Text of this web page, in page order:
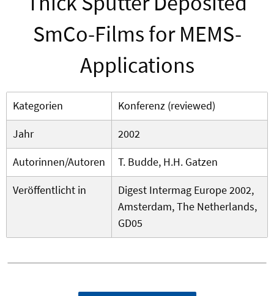
SmCo-Films for MEMS-
Applications
Kategorien
Konferenz (reviewed)
Jahr
2002
Autorinnen/Autoren
T. Budde, H.H. Gatzen
Veröffentlicht in
Digest Intermag Europe 2002,
Amsterdam, The Netherlands,
GD05